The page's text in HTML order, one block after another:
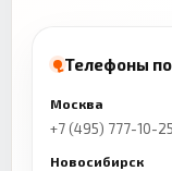
Телефоны
Москва
+7 (495) 777-10-25
Новосибирск